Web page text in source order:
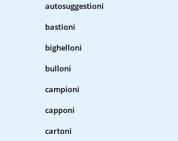
autosuggestioni
bastioni
bighelloni
bulloni
campioni
capponi
cartoni